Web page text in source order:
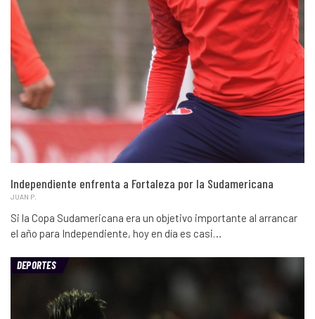
Independiente enfrenta a Fortaleza por la Sudamericana
JUAN P.
Si la Copa Sudamericana era un objetivo importante al arrancar
el año para Independiente, hoy en día es casi…
DEPORTES